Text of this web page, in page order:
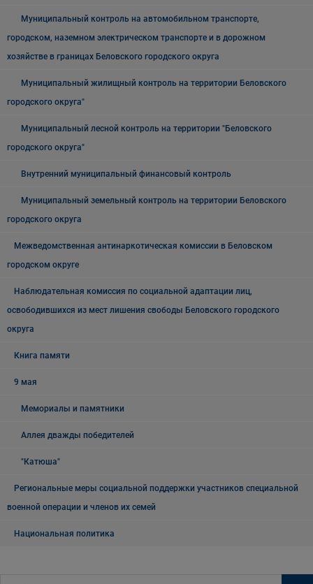
Муниципальный контроль на автомобильном транспорте,
городском, наземном электрическом транспорте и в дорожном
хозяйстве в границах Беловского городского округа
Муниципальный жилищный контроль на территории Беловского
городского округа"
Муниципальный лесной контроль на территории "Беловского
городского округа"
Внутренний муниципальный финансовый контроль
Муниципальный земельный контроль на территории Беловского
городского округа
Межведомственная антинаркотическая комиссии в Беловском
городском округе
Наблюдательная комиссия по социальной адаптации лиц,
освободившихся из мест лишения свободы Беловского городского
округа
Книга памяти
9 мая
Мемориалы и памятники
Аллея дважды победителей
"Катюша"
Региональные меры социальной поддержки участников специальной
военной операции и членов их семей
Национальная политика